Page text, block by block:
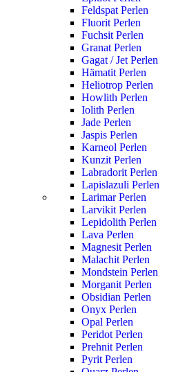
Feldspat Perlen
Fluorit Perlen
Fuchsit Perlen
Granat Perlen
Gagat / Jet Perlen
Hämatit Perlen
Heliotrop Perlen
Howlith Perlen
Iolith Perlen
Jade Perlen
Jaspis Perlen
Karneol Perlen
Kunzit Perlen
Labradorit Perlen
Lapislazuli Perlen
Larimar Perlen
Larvikit Perlen
Lepidolith Perlen
Lava Perlen
Magnesit Perlen
Malachit Perlen
Mondstein Perlen
Morganit Perlen
Obsidian Perlen
Onyx Perlen
Opal Perlen
Peridot Perlen
Prehnit Perlen
Pyrit Perlen